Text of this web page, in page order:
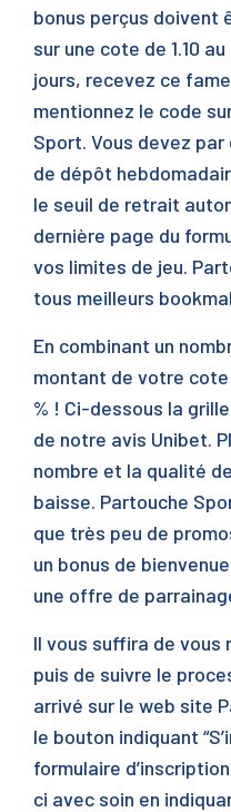
bonus perçus doivent
sur une cote de 1.10
jours, recevez ce
mentionnez le code
Sport. Vous devez
de dépôt
le seuil de retrait
dernière page du
vos limites de jeu.
tous meilleurs
En combinant un
montant de votre
% ! Ci-dessous la
de notre avis Unibet.
nombre et la qualité
baisse. Partouche
que très peu de
un bonus de
une offre de
Il vous suffira de vous
puis de suivre le
arrivé sur le web site
le bouton indiquant
formulaire
ci avec soin en